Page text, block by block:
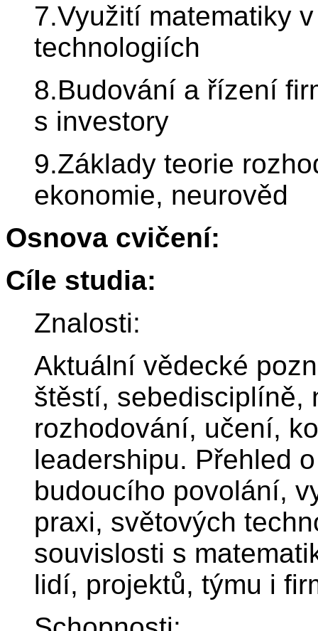
7.Využití matematiky
technologiích
8.Budování a řízení
s investory
9.Základy teorie
ekonomie, neurověd
Osnova cvičení:
Cíle studia:
Znalosti:
Aktuální vědecké
štěstí, sebedisciplíně,
rozhodování, učení,
leadershipu. Přehled
budoucího povolání,
praxi, světových
souvislosti s
lidí, projektů, týmu i